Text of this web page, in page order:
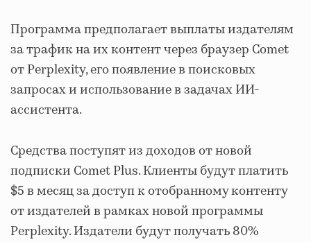
Программа предполагает выплаты издателям
за трафик на их контент через браузер Comet
от Perplexity, его появление в поисковых
запросах и использование в задачах ИИ-
ассистента.
Средства поступят из доходов от новой
подписки Comet Plus. Клиенты будут платить
$5 в месяц за доступ к отобранному контенту
от издателей в рамках новой программы
Perplexity. Издатели будут получать 80%